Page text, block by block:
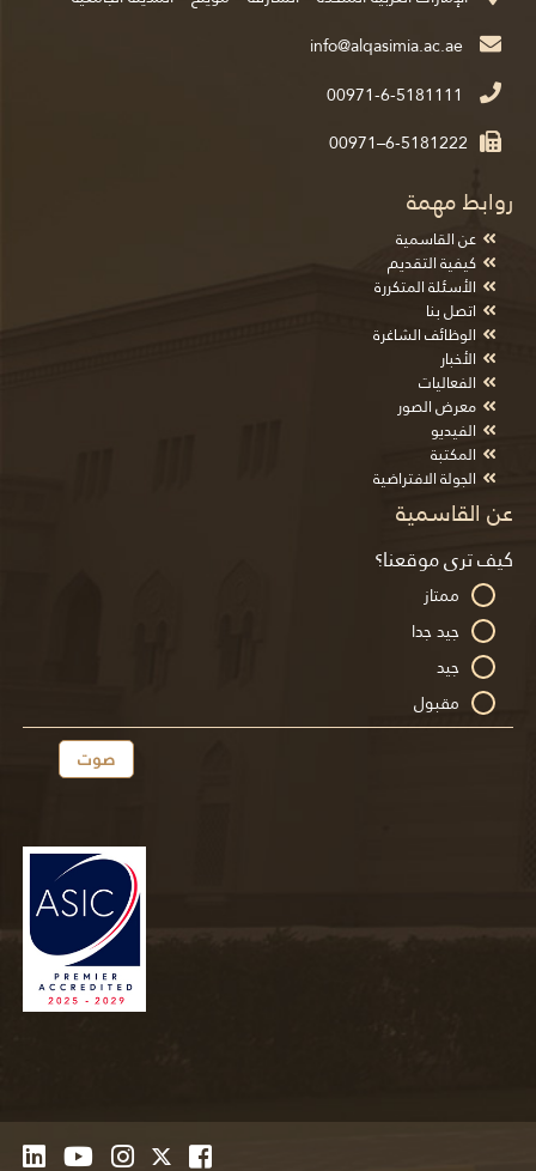
00971-6-5181111
00971–6-5181222
روابط مهمة
عن القاسمية
كيفية التقديم
الأسئلة المتكررة
اتصل بنا
الوظائف الشاغرة
الأخبار
الفعاليات
معرض الصور
الفيديو
المكتبة
الجولة الافتراضية
عن القاسمية
كيف ترى موقعنا؟
ممتاز
جيد جدا
جيد
مقبول
صوت